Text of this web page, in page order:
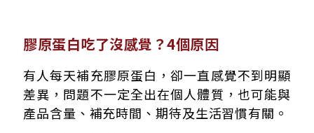
膠原蛋白吃了沒感覺？4個原因
有人每天補充膠原蛋白，卻一直感覺不到明顯
差異，問題不一定全出在個人體質，也可能與
產品含量、補充時間、期待及生活習慣有關。